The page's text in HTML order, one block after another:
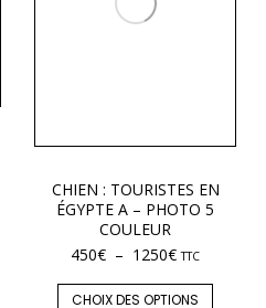
CHIEN : TOURISTES EN
ÉGYPTE A – PHOTO 5
COULEUR
450€ – 1250€ TTC
CHOIX DES OPTIONS